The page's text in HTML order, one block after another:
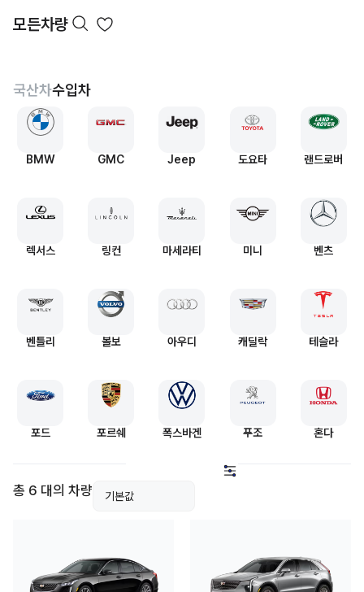
모든차량
국산차수입차
BMW GMC Jeep 도요타 랜드로버
렉서스 링컨 마세라티 미니 벤츠
벤틀리 볼보 아우디 캐딜락 테슬라
포드 포르쉐 폭스바겐 푸조 혼다
총 6 대의 차량